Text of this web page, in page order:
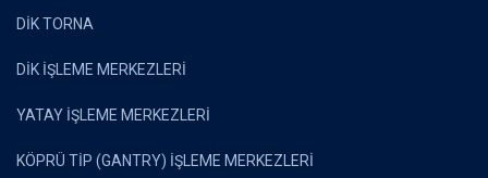
DİK TORNA
DİK İŞLEME MERKEZLERİ
YATAY İŞLEME MERKEZLERİ
KÖPRÜ TİP (GANTRY) İŞLEME MERKEZLERİ